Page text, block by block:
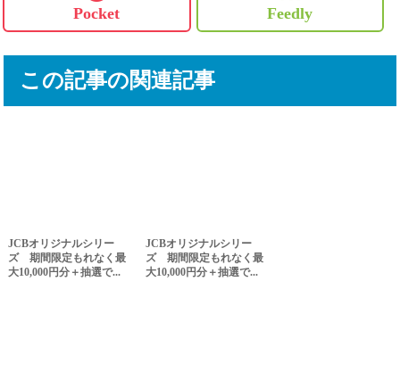
Pocket Feedly
この記事の関連記事
JCBオリジナルシリー
ズ 期間限定もれなく最
大10,000円分＋抽選で...
JCBオリジナルシリー
ズ 期間限定もれなく最
大10,000円分＋抽選で...